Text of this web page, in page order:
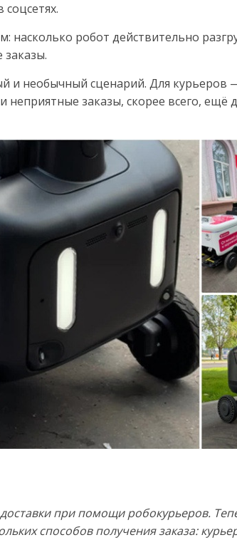
робот действительно
заказы.
и необычный сценарий. Для курьеров
неприятные заказы, скорее всего, ещё
при помощи робокурьеров.
способов получения заказа: